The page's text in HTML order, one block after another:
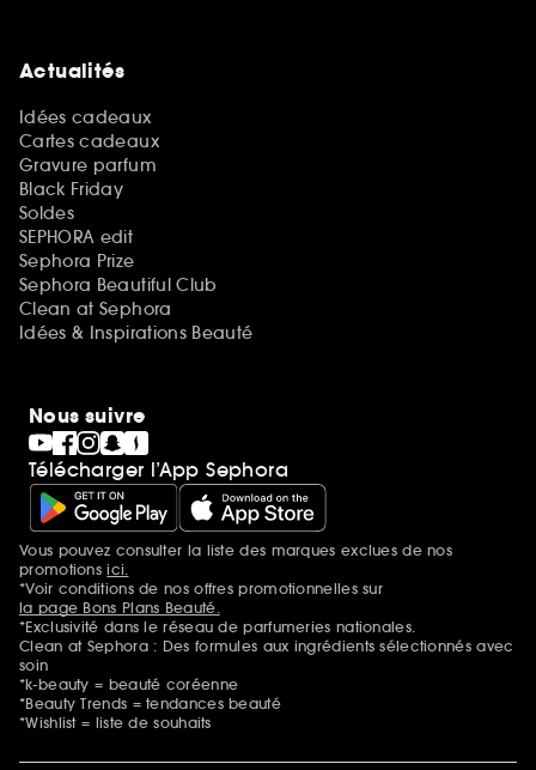
Actualités
Idées cadeaux
Cartes cadeaux
Gravure parfum
Black Friday
Soldes
SEPHORA edit
Sephora Prize
Sephora Beautiful Club
Clean at Sephora
Idées & Inspirations Beauté
Nous suivre
Télécharger l’App Sephora
Mentions additionnelles
Vous pouvez consulter la liste des marques exclues de nos
promotionsici.
*Voir conditions de nos offres promotionnelles sur
la page Bons Plans Beauté.
*Exclusivité dans le réseau de parfumeries nationales.
Clean at Sephora : Des formules aux ingrédients sélectionnés avec
soin
*k-beauty = beauté coréenne
*Beauty Trends = tendances beauté
*Wishlist = liste de souhaits